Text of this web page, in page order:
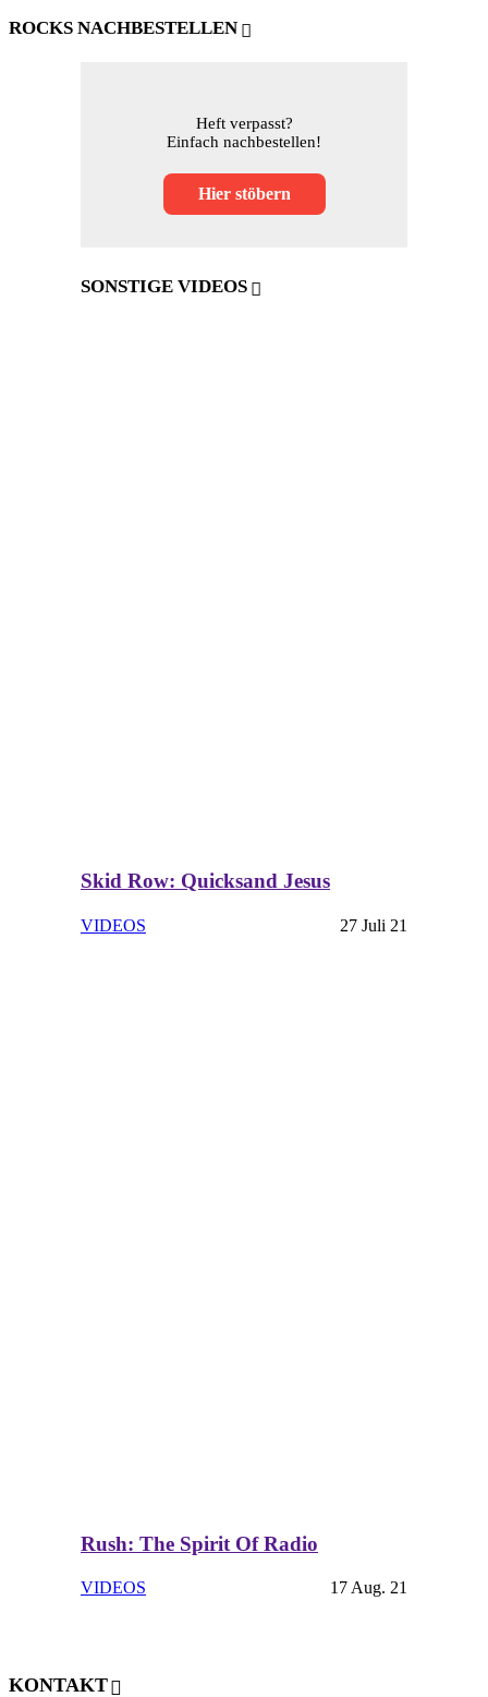
ROCKS NACHBESTELLEN
Heft verpasst?
Einfach nachbestellen!
Hier stöbern
SONSTIGE VIDEOS
Skid Row: Quicksand Jesus
VIDEOS 27 Juli 21
Rush: The Spirit Of Radio
VIDEOS 17 Aug. 21
KONTAKT